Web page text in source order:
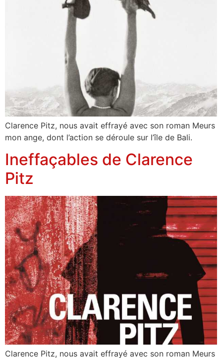
Clarence Pitz, nous avait effrayé avec son roman Meurs
mon ange, dont l’action se déroule sur l’île de Bali.
Ineffaçables de Clarence
Pitz
Clarence Pitz, nous avait effrayé avec son roman Meurs